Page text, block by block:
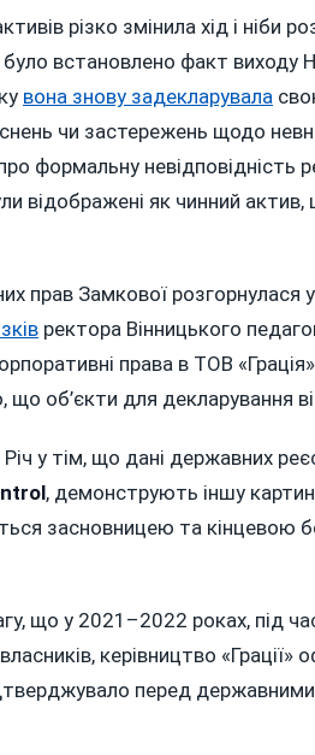
різко змінила хід і ніби
встановлено факт виходу
вона знову задекларувала
чи застережень щодо
формальну невідповідність
відображені як чинний
прав Замкової розгорнулася
ректора Вінницького
права в ТОВ
об’єкти для декларування
у тім, що дані державних
, демонструють іншу
засновницею та кінцевою
що у 2021–2022 роках, під
керівництво
перед